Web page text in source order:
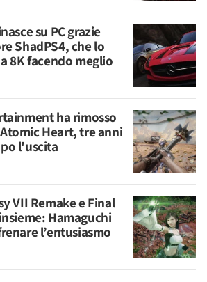
su PC grazie
ShadPS4, che lo
8K facendo meglio
ha rimosso
Heart, tre anni
l'uscita
VII Remake e Final
Hamaguchi
l’entusiasmo